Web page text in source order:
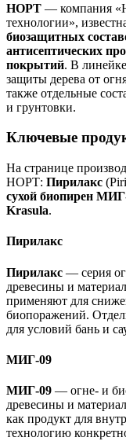
НОРТ — компания
технологии»,
биозащитных
антисептических
покрытий. В
защиты дерева от
также отдельные
и грунтовки.
Ключевые
На странице
НОРТ: Пирилакс
сухой биопирен
Krasula.
Пирилакс
Пирилакс — серия
древесины и
применяют для
биопоражений.
для условий бань и
МИГ-09
МИГ-09 — огне- и
древесины и
как продукт для
технологию